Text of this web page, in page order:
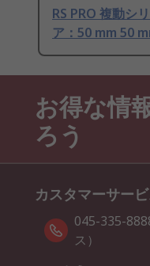
RS PRO 複動シ
ア：50 mm 50
お得な情
ろう
カスタマーサー
045-335-
ス）